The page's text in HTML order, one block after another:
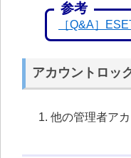
参考
［Q&A］
アカウントロッ
他の管理者ア